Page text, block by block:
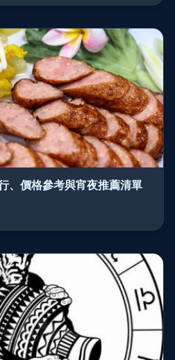
、價格參考與宵夜推薦清單